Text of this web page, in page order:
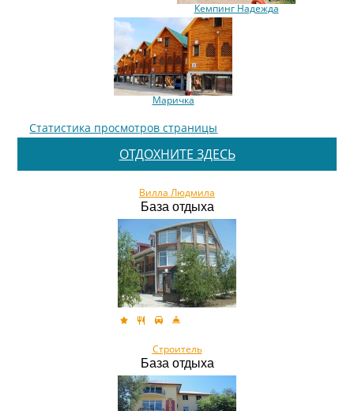
Кемпинг Надежда
Маричка
Статистика просмотров страницы
ОТДОХНИТЕ ЗДЕСЬ
Вилла Людмила
База отдыха
Строитель
База отдыха